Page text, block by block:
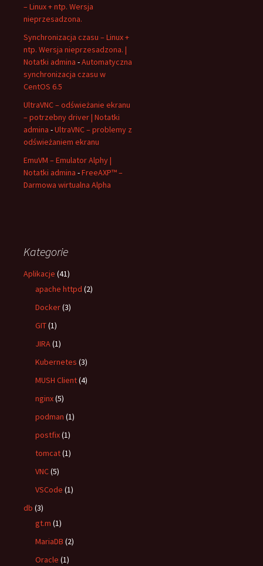
– Linux + ntp. Wersja
nieprzesadzona.
Synchronizacja czasu – Linux +
ntp. Wersja nieprzesadzona. |
Notatki admina -Automatyczna
synchronizacja czasu w
CentOS 6.5
UltraVNC – odświeżanie ekranu
– potrzebny driver | Notatki
admina -UltraVNC – problemy z
odświeżaniem ekranu
EmuVM – Emulator Alphy |
Notatki admina -FreeAXP™ –
Darmowa wirtualna Alpha
Kategorie
Aplikacje (41)
apache httpd (2)
Docker(3)
GIT(1)
JIRA(1)
Kubernetes (3)
MUSH Client(4)
nginx(5)
podman (1)
postfix(1)
tomcat(1)
VNC(5)
VSCode (1)
db (3)
gt.m (1)
MariaDB (2)
Oracle (1)